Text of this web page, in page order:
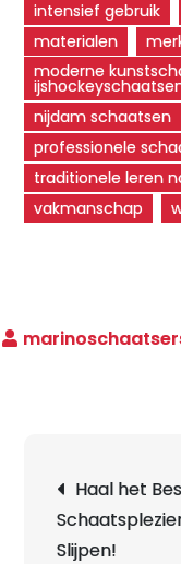
intensief gebruik
materialen
moderne
nijdam schaatsen
professionele
traditionele leren
vakmanschap
Haal het
Slijpen!